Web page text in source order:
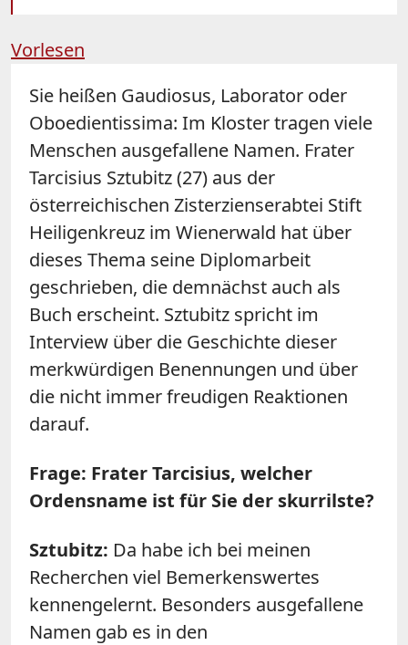
Vorlesen
Sie heißen Gaudiosus, Laborator oder
Oboedientissima: Im Kloster tragen viele
Menschen ausgefallene Namen. Frater
Tarcisius Sztubitz (27) aus der
österreichischen Zisterzienserabtei Stift
Heiligenkreuz im Wienerwald hat über
dieses Thema seine Diplomarbeit
geschrieben, die demnächst auch als
Buch erscheint. Sztubitz spricht im
Interview über die Geschichte dieser
merkwürdigen Benennungen und über
die nicht immer freudigen Reaktionen
darauf.
Frage: Frater Tarcisius, welcher
Ordensname ist für Sie der skurrilste?
Sztubitz: Da habe ich bei meinen
Recherchen viel Bemerkenswertes
kennengelernt. Besonders ausgefallene
Namen gab es in den